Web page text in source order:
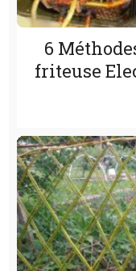
6
friteuse